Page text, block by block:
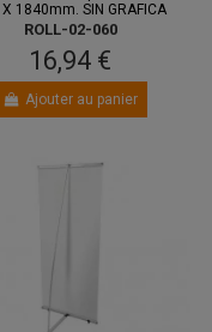
1840mm. SIN GRAFICA
ROLL-02-060
16,94 €
Ajouter au panier